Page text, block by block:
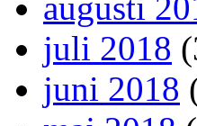
juli 2018
juni 2018